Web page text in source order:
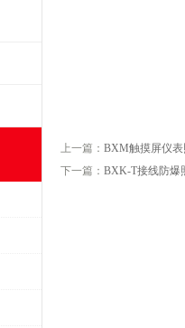
上一篇： BXM触摸屏仪
下一篇： BXK-T接线防爆